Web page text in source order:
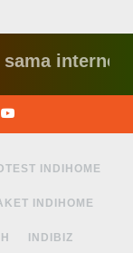
internet
INDIHOME
INDIHOME
INDIBIZ